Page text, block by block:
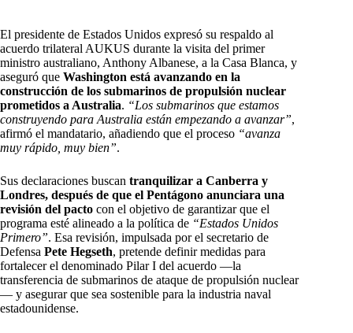
El presidente de Estados Unidos expresó su respaldo al
acuerdo trilateral AUKUS durante la visita del primer
ministro australiano, Anthony Albanese, a la Casa Blanca, y
aseguró que Washington está avanzando en la
construcción de los submarinos de propulsión nuclear
prometidos a Australia. “Los submarinos que estamos
construyendo para Australia están empezando a avanzar”,
afirmó el mandatario, añadiendo que el proceso “avanza
muy rápido, muy bien”.
Sus declaraciones buscan tranquilizar a Canberra y
Londres, después de que el Pentágono anunciara una
revisión del pacto con el objetivo de garantizar que el
programa esté alineado a la política de “Estados Unidos
Primero”. Esa revisión, impulsada por el secretario de
Defensa Pete Hegseth, pretende definir medidas para
fortalecer el denominado Pilar I del acuerdo —la
transferencia de submarinos de ataque de propulsión nuclear
— y asegurar que sea sostenible para la industria naval
estadounidense.